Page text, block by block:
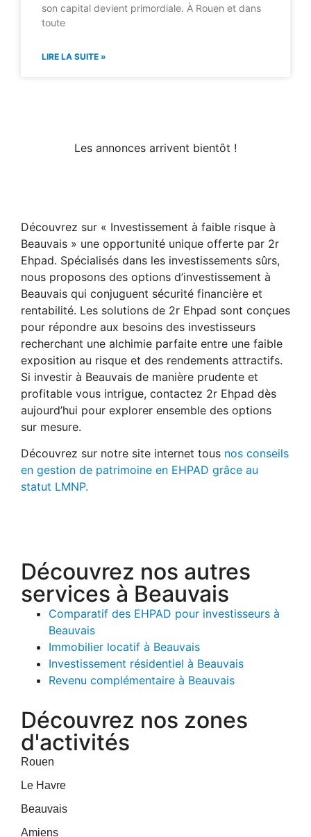
son capital devient primordiale. À Rouen et dans
toute
LIRE LA SUITE »
Les annonces arrivent bientôt !
Découvrez sur « Investissement à faible risque à
Beauvais » une opportunité unique offerte par 2r
Ehpad. Spécialisés dans les investissements sûrs,
nous proposons des options d’investissement à
Beauvais qui conjuguent sécurité financière et
rentabilité. Les solutions de 2r Ehpad sont conçues
pour répondre aux besoins des investisseurs
recherchant une alchimie parfaite entre une faible
exposition au risque et des rendements attractifs.
Si investir à Beauvais de manière prudente et
profitable vous intrigue, contactez 2r Ehpad dès
aujourd’hui pour explorer ensemble des options
sur mesure.
Découvrez sur notre site internet tous nos conseils
en gestion de patrimoine en EHPAD grâce au
statut LMNP.
Découvrez nos autres
services à Beauvais
Comparatif des EHPAD pour investisseurs à
Beauvais
Immobilier locatif à Beauvais
Investissement résidentiel à Beauvais
Revenu complémentaire à Beauvais
Découvrez nos zones
d'activités
Rouen
Le Havre
Beauvais
Amiens